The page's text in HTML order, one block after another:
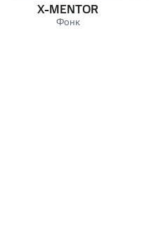
X-MENTOR
Фонк